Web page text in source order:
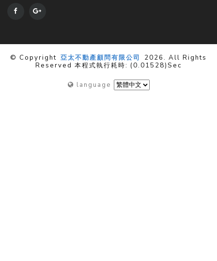
© Copyright 亞太不動產顧問有限公司
2026. All Rights
Reserved 本程式執行耗時: (0.01528)sec
language